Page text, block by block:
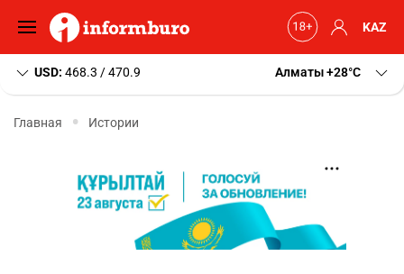
KAZ
USD: 468.3 / 470.9 Алматы+28 C
Главная Истории